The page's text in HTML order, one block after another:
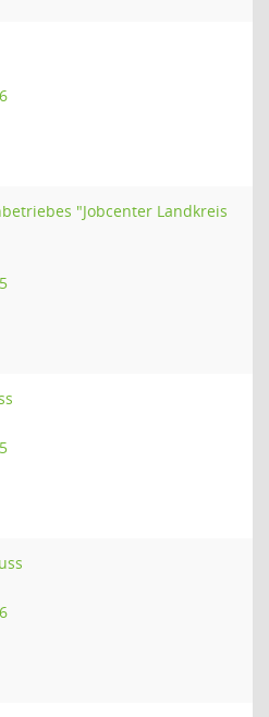
"Jobcenter Landkreis